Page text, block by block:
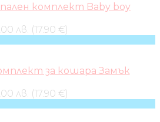
комплект Baby boy
лв. (17.90 €)
за кошара Замък
лв. (17.90 €)